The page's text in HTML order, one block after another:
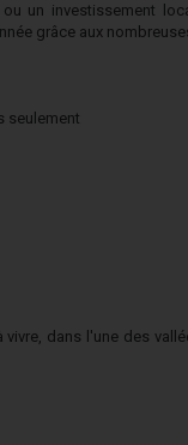
un investissement
grâce aux
seulement
dans l'une des